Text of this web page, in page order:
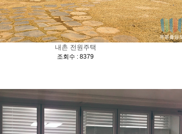
내촌 전원주택
조회수 : 8379